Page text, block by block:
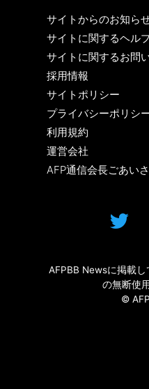
サイトからのお知ら
サイトに関するヘル
サイトに関するお問
採用情報
サイトポリシー
プライバシーポリシ
利用規約
運営会社
AFP通信会長ごあい
AFPBB Newsに掲載
の無断使
©